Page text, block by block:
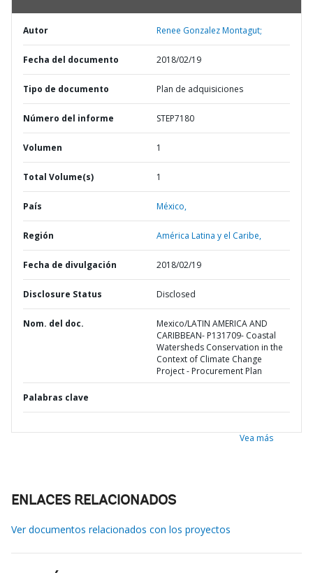
Autor Renee Gonzalez Montagut;
Fecha del documento 2018/02/19
Tipo de documento Plan de adquisiciones
Número del informe STEP7180
Volumen 1
Total Volume(s) 1
País México,
Región América Latina y el Caribe,
Fecha de divulgación 2018/02/19
Disclosure Status Disclosed
Nom. del doc.
Mexico/LATIN AMERICA AND
CARIBBEAN- P131709- Coastal
Watersheds Conservation in the
Context of Climate Change
Project - Procurement Plan
Palabras clave
Vea más
ENLACES RELACIONADOS
Ver documentos relacionados con los proyectos